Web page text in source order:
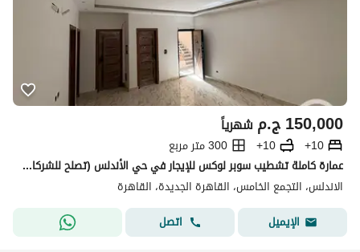
ج.م150,000 شهرياً
10+
10+
300 متر مربع
عمارة كاملة تشطيب سوبر لوكس للإيجار في حي الأندلس (تصلح للشركات)
الاندلس، التجمع الخامس، القاهرة الجديدة، القاهرة
الإيميل
اتصل